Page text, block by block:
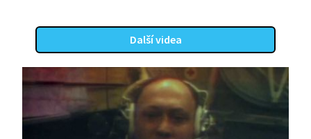
Další videa